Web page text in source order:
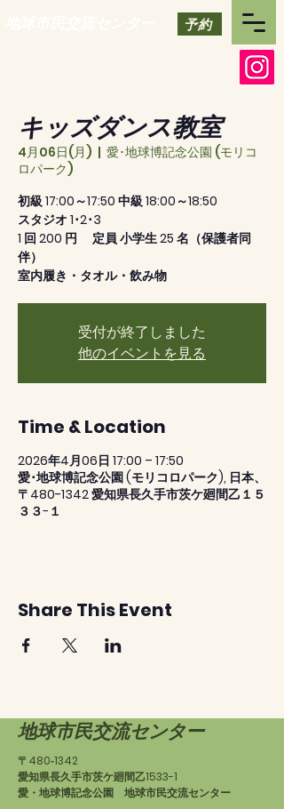
予約
キッズダンス教室
4月06日(月)
  |
愛･地球博記念公園 (モリコ
ロパーク)
初級 17:00～17:50 中級 18:00～18:50
スタジオ 1･2･3
1 回 200 円 定員 小学生 25 名（保護者同
伴）
室内履き・タオル・飲み物
受付が終了しました
他のイベントを見る
Time & Location
2026年4月06日 17:00 – 17:50
愛･地球博記念公園 (モリコロパーク), 日本、
〒480-1342 愛知県長久手市茨ケ廻間乙１５
３３−１
Share This Event
地球市民交流センター
〒480‐1342
愛知県長久手市茨ケ廻間乙1533-1
愛・地球博記念公園 地球市民交流センター